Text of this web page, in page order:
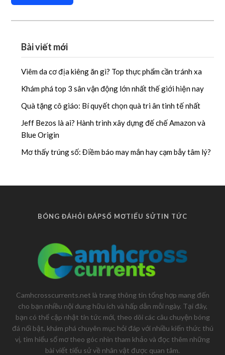
Bài viết mới
Viêm da cơ địa kiêng ăn gì? Top thực phẩm cần tránh xa
Khám phá top 3 sân vận động lớn nhất thế giới hiện nay
Quà tặng cô giáo: Bí quyết chọn quà tri ân tinh tế nhất
Jeff Bezos là ai? Hành trình xây dựng đế chế Amazon và
Blue Origin
Mơ thấy trúng số: Điềm báo may mắn hay cạm bẫy tâm lý?
BÓNG ĐÁHỎI ĐÁPSỔ MƠTIỂU SỬTIN TỨC
Camhcrosscurrents.net là trang thông tin tổng hợp mang đến
cho bạn nhiều nội dung hữu ích và hấp dẫn mỗi ngày. Tại đây,
bạn có thể cập nhật tin tức mới, theo dõi các câu chuyện bóng
đá nổi bật, khám phá chuyên mục hỏi đáp với nhiều kiến thức thú
vị, tìm hiểu sổ mơ theo góc nhìn tham khảo và đọc thêm những
bài viết tiểu sử về nhân vật được quan tâm.